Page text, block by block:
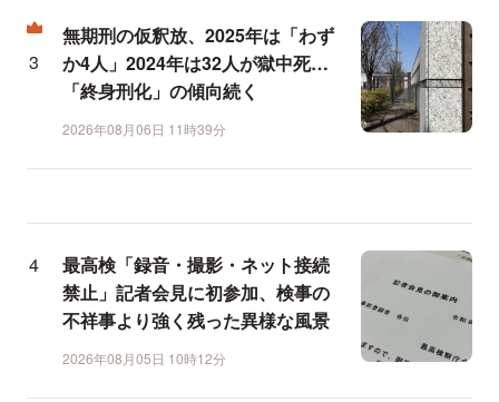
無期刑の仮釈放、2025年は「わず
か4人」2024年は32人が獄中死…
「終身刑化」の傾向続く
2026年08月06日 11時39分
最高検「録音・撮影・ネット接続
禁止」記者会見に初参加、検事の
不祥事より強く残った異様な風景
2026年08月05日 10時12分